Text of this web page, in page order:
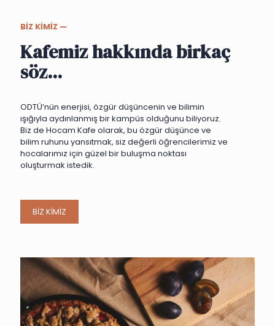
BİZ KİMİZ —
Kafemiz hakkında birkaç
söz...
ODTÜ’nün enerjisi, özgür düşüncenin ve bilimin
ışığıyla aydınlanmış bir kampüs olduğunu biliyoruz.
Biz de Hocam Kafe olarak, bu özgür düşünce ve
bilim ruhunu yansıtmak, siz değerli öğrencilerimiz ve
hocalarımız için güzel bir buluşma noktası
oluşturmak istedik.
BİZ KİMİZ